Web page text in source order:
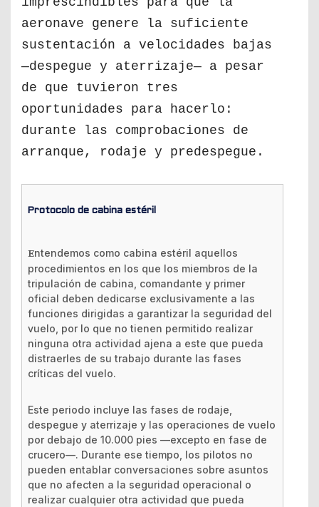
aeronave genere la suficiente
sustentación a velocidades bajas
—despegue y aterrizaje— a pesar
de que tuvieron tres
oportunidades para hacerlo:
durante las comprobaciones de
arranque, rodaje y predespegue.
Protocolo de cabina estéril
Entendemos como cabina estéril aquellos
procedimientos en los que los miembros de la
tripulación de cabina, comandante y primer
oficial deben dedicarse exclusivamente a las
funciones dirigidas a garantizar la seguridad del
vuelo, por lo que no tienen permitido realizar
ninguna otra actividad ajena a este que pueda
distraerles de su trabajo durante las fases
críticas del vuelo.
Este periodo incluye las fases de rodaje,
despegue y aterrizaje y las operaciones de vuelo
por debajo de 10.000 pies —excepto en fase de
crucero—. Durante ese tiempo, los pilotos no
pueden entablar conversaciones sobre asuntos
que no afecten a la seguridad operacional o
realizar cualquier otra actividad que pueda